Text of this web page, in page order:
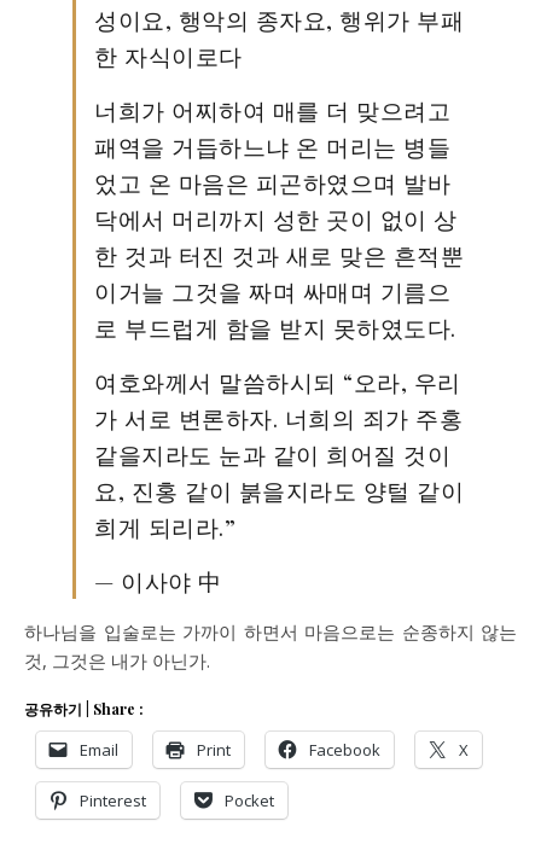
성이요, 행악의 종자요, 행위가 부패
한 자식이로다
너희가 어찌하여 매를 더 맞으려고
패역을 거듭하느냐 온 머리는 병들
었고 온 마음은 피곤하였으며 발바
닥에서 머리까지 성한 곳이 없이 상
한 것과 터진 것과 새로 맞은 흔적뿐
이거늘 그것을 짜며 싸매며 기름으
로 부드럽게 함을 받지 못하였도다.
여호와께서 말씀하시되 “오라, 우리
가 서로 변론하자. 너희의 죄가 주홍
같을지라도 눈과 같이 희어질 것이
요, 진홍 같이 붉을지라도 양털 같이
희게 되리라.”
— 이사야 中
하나님을 입술로는 가까이 하면서 마음으로는 순종하지 않는
것, 그것은 내가 아닌가.
공유하기 | Share :
Email Print Facebook X
Pinterest Pocket